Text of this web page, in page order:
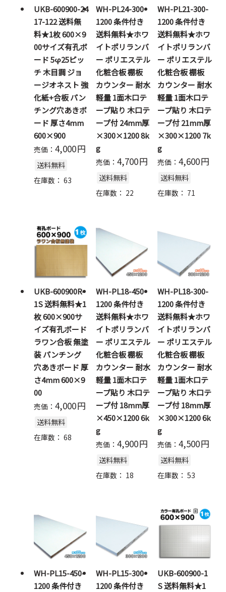
UKB-600900-24
17-122 送料無
料★1枚 600×9
00サイズ有孔ボ
ード 5φ25ピッ
チ 木目調 ジョ
ージオネスト 強
化紙+合板 パン
チング穴あきボ
ード 厚さ4mm
600×900
売価： 4,000円
送料無料
在庫数： 63
WH-PL24-300-
1200 条件付き
送料無料★ホワ
イトポリランバ
ー ポリエステル
化粧合板 棚板
カウンター 耐水
軽量 1面木口テ
ープ貼り 木口テ
ープ付 24mm厚
×300×1200 8k
g
売価： 4,700円
送料無料
在庫数： 22
WH-PL21-300-
1200 条件付き
送料無料★ホワ
イトポリランバ
ー ポリエステル
化粧合板 棚板
カウンター 耐水
軽量 1面木口テ
ープ貼り 木口テ
ープ付 21mm厚
×300×1200 7k
g
売価：4,600円
送料無料
在庫数： 71
UKB-600900R-
1S 送料無料★1
枚 600×900サ
イズ有孔ボード
ラワン合板 無塗
装 パンチング
穴あきボード 厚
さ4mm 600×9
00
売価： 4,000円
送料無料
在庫数： 68
WH-PL18-450-
1200 条件付き
送料無料★ホワ
イトポリランバ
ー ポリエステル
化粧合板 棚板
カウンター 耐水
軽量 1面木口テ
ープ貼り 木口テ
ープ付 18mm厚
×450×1200 6k
g
売価： 4,900円
送料無料
在庫数： 18
WH-PL18-300-
1200 条件付き
送料無料★ホワ
イトポリランバ
ー ポリエステル
化粧合板 棚板
カウンター 耐水
軽量 1面木口テ
ープ貼り 木口テ
ープ付 18mm厚
×300×1200 6k
g
売価：4,500円
送料無料
在庫数： 53
WH-PL15-450-
1200 条件付き
WH-PL15-300-
1200 条件付き
UKB-600900-1
S 送料無料★1